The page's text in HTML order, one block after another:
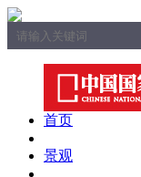
首页
景观